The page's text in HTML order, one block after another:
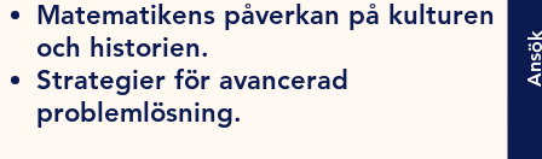
Matematikens påverkan på kulturen
och historien.
Strategier för avancerad
problemlösning.